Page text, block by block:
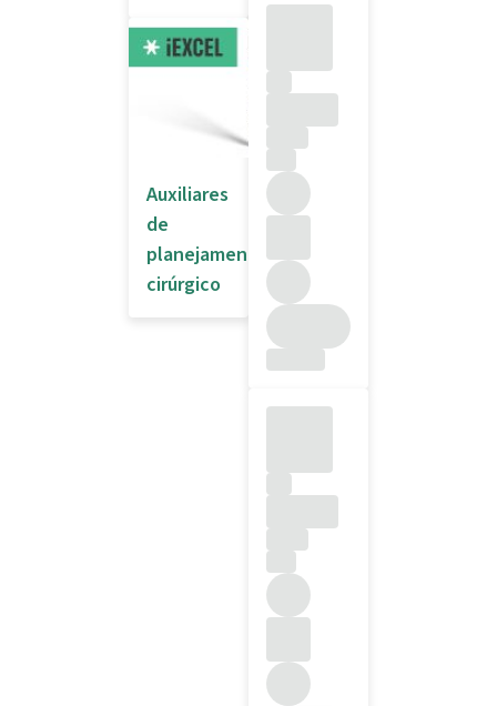
Auxiliares
de
planejamento
cirúrgico